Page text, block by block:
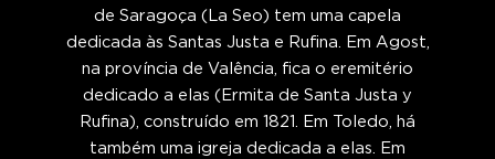
de Saragoça (La Seo) tem uma capela
dedicada às Santas Justa e Rufina. Em Agost,
na província de Valência, fica o eremitério
dedicado a elas (Ermita de Santa Justa y
Rufina), construído em 1821. Em Toledo, há
também uma igreja dedicada a elas. Em